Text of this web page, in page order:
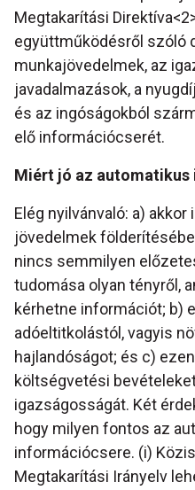
Megtakarítási
együttműködésről szóló
munkajövedelmek, az
javadalmazások, a
és az ingóságokból
elő információcserét.
Miért jó az
Elég nyilvánvaló: a)
jövedelmek
nincs semmilyen
tudomása olyan tényről,
kérhetne információt; b)
adóeltitkolástól, vagyis
hajlandóságot; és c)
költségvetési
igazságosságát. Két
hogy milyen fontos az
információcsere. (i)
Megtakarítási Irányelv